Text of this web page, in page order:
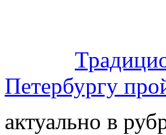
Петербургу
актуально в